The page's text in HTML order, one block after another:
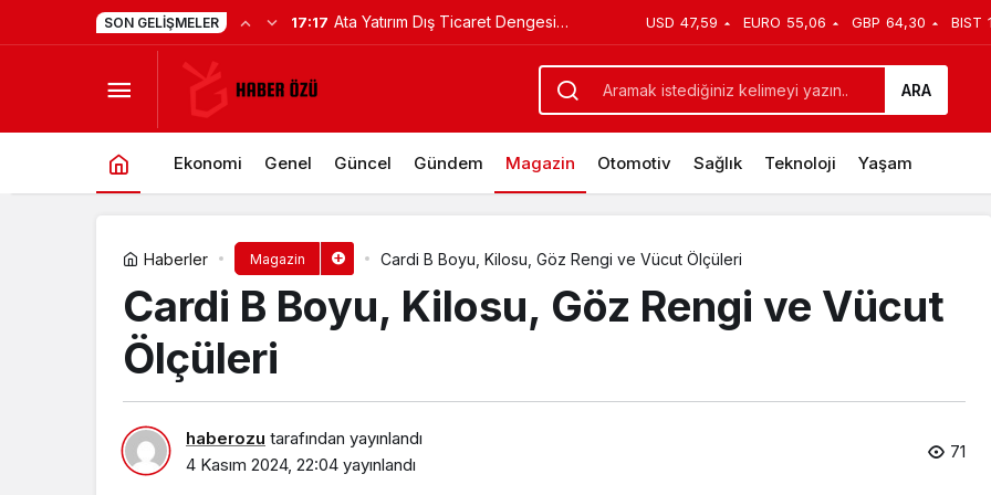
SON GELIŞMELER 17:17 Ata Yatırım Dış Ticaret Dengesi USD 47,59 EURO 55,06 GBP 64,30 BIST
ARA
Ekonomi Genel Güncel Gündem Magazin Otomotiv Sağlık Teknoloji Yaşam
Haberler Magazin Cardi B Boyu, Kilosu, Göz Rengi ve Vücut Ölçüleri
Cardi B Boyu, Kilosu, Göz Rengi ve Vücut
Ölçüleri
haberozu tarafından yayınlandı
4 Kasım 2024, 22:04 yayınlandı
71
Sofia Carson Kimdir? Sofia Carson Gençliği